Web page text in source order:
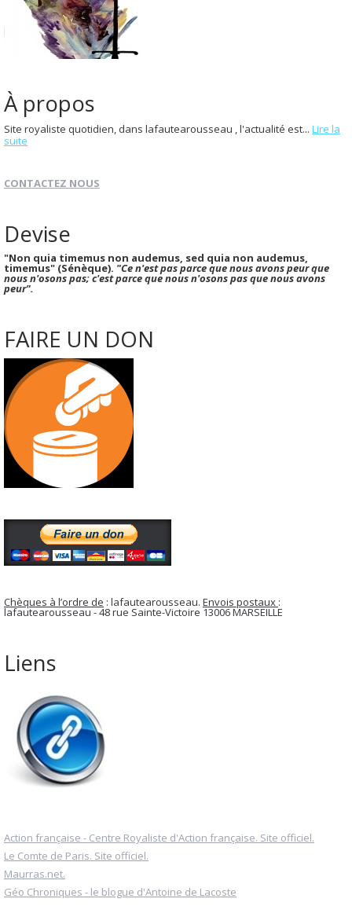
À propos
Site royaliste quotidien, dans lafautearousseau , l'actualité est... Lire la
suite
CONTACTEZ NOUS
Devise
"Non quia timemus non audemus, sed quia non audemus,
timemus" (Sénèque). "Ce n'est pas parce que nous avons peur que
nous n'osons pas; c'est parce que nous n'osons pas que nous avons
peur".
FAIRE UN DON
Chèques à l’ordre de : lafautearousseau. Envois postaux :
lafautearousseau - 48 rue Sainte-Victoire 13006 MARSEILLE
Liens
Action française - Centre Royaliste d'Action française. Site officiel.
Le Comte de Paris. Site officiel.
Maurras.net.
Géo Chroniques - le blogue d'Antoine de Lacoste